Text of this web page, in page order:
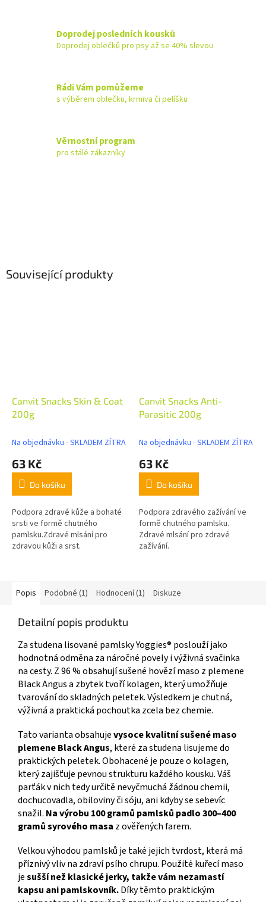
Doprodej posledních kousků
Doprodej oblečků pro psy až se 40% slevou
Rádi Vám pomůžeme
s výběrem oblečku, krmiva či pelíšku
Věrnostní program
pro stálé zákazníky
Související produkty
Canvit Snacks Skin & Coat
200g
Na objednávku - SKLADEM ZÍTRA
63 Kč
Do košíku
Podpora zdravé kůže a bohaté
srsti ve formě chutného
pamlsku.Zdravé mlsání pro
zdravou kůži a srst.
Canvit Snacks Anti-
Parasitic 200g
Na objednávku - SKLADEM ZÍTRA
63 Kč
Do košíku
Podpora zdravého zažívání ve
formě chutného pamlsku.
Zdravé mlsání pro zdravé
zažívání.
Popis Podobné (1) Hodnocení (1) Diskuze
Detailní popis produktu
Za studena lisované pamlsky Yoggies® poslouží jako
hodnotná odměna za náročné povely i výživná svačinka
na cesty. Z 96 % obsahují sušené hovězí maso z plemene
Black Angus a zbytek tvoří kolagen, který umožňuje
tvarování do skladných peletek. Výsledkem je chutná,
výživná a praktická pochoutka zcela bez chemie.
Tato varianta obsahujevysoce kvalitní sušené maso
plemene Black Angus, které za studena lisujeme do
praktických peletek. Obohacené je pouze o kolagen,
který zajišťuje pevnou strukturu každého kousku. Váš
parťák v nich tedy určitě nevyčmuchá žádnou chemii,
dochucovadla, obiloviny či sóju, ani kdyby se sebevíc
snažil. Na výrobu 100 gramů pamlsků padlo 300–400
gramů syrového masa z ověřených farem.
Velkou výhodou pamlsků je také jejich tvrdost, která má
příznivý vliv na zdraví psího chrupu. Použité kuřecí maso
jesušší než klasické jerky, takže vám nezamastí
kapsu ani pamlskovník.Díky těmto praktickým